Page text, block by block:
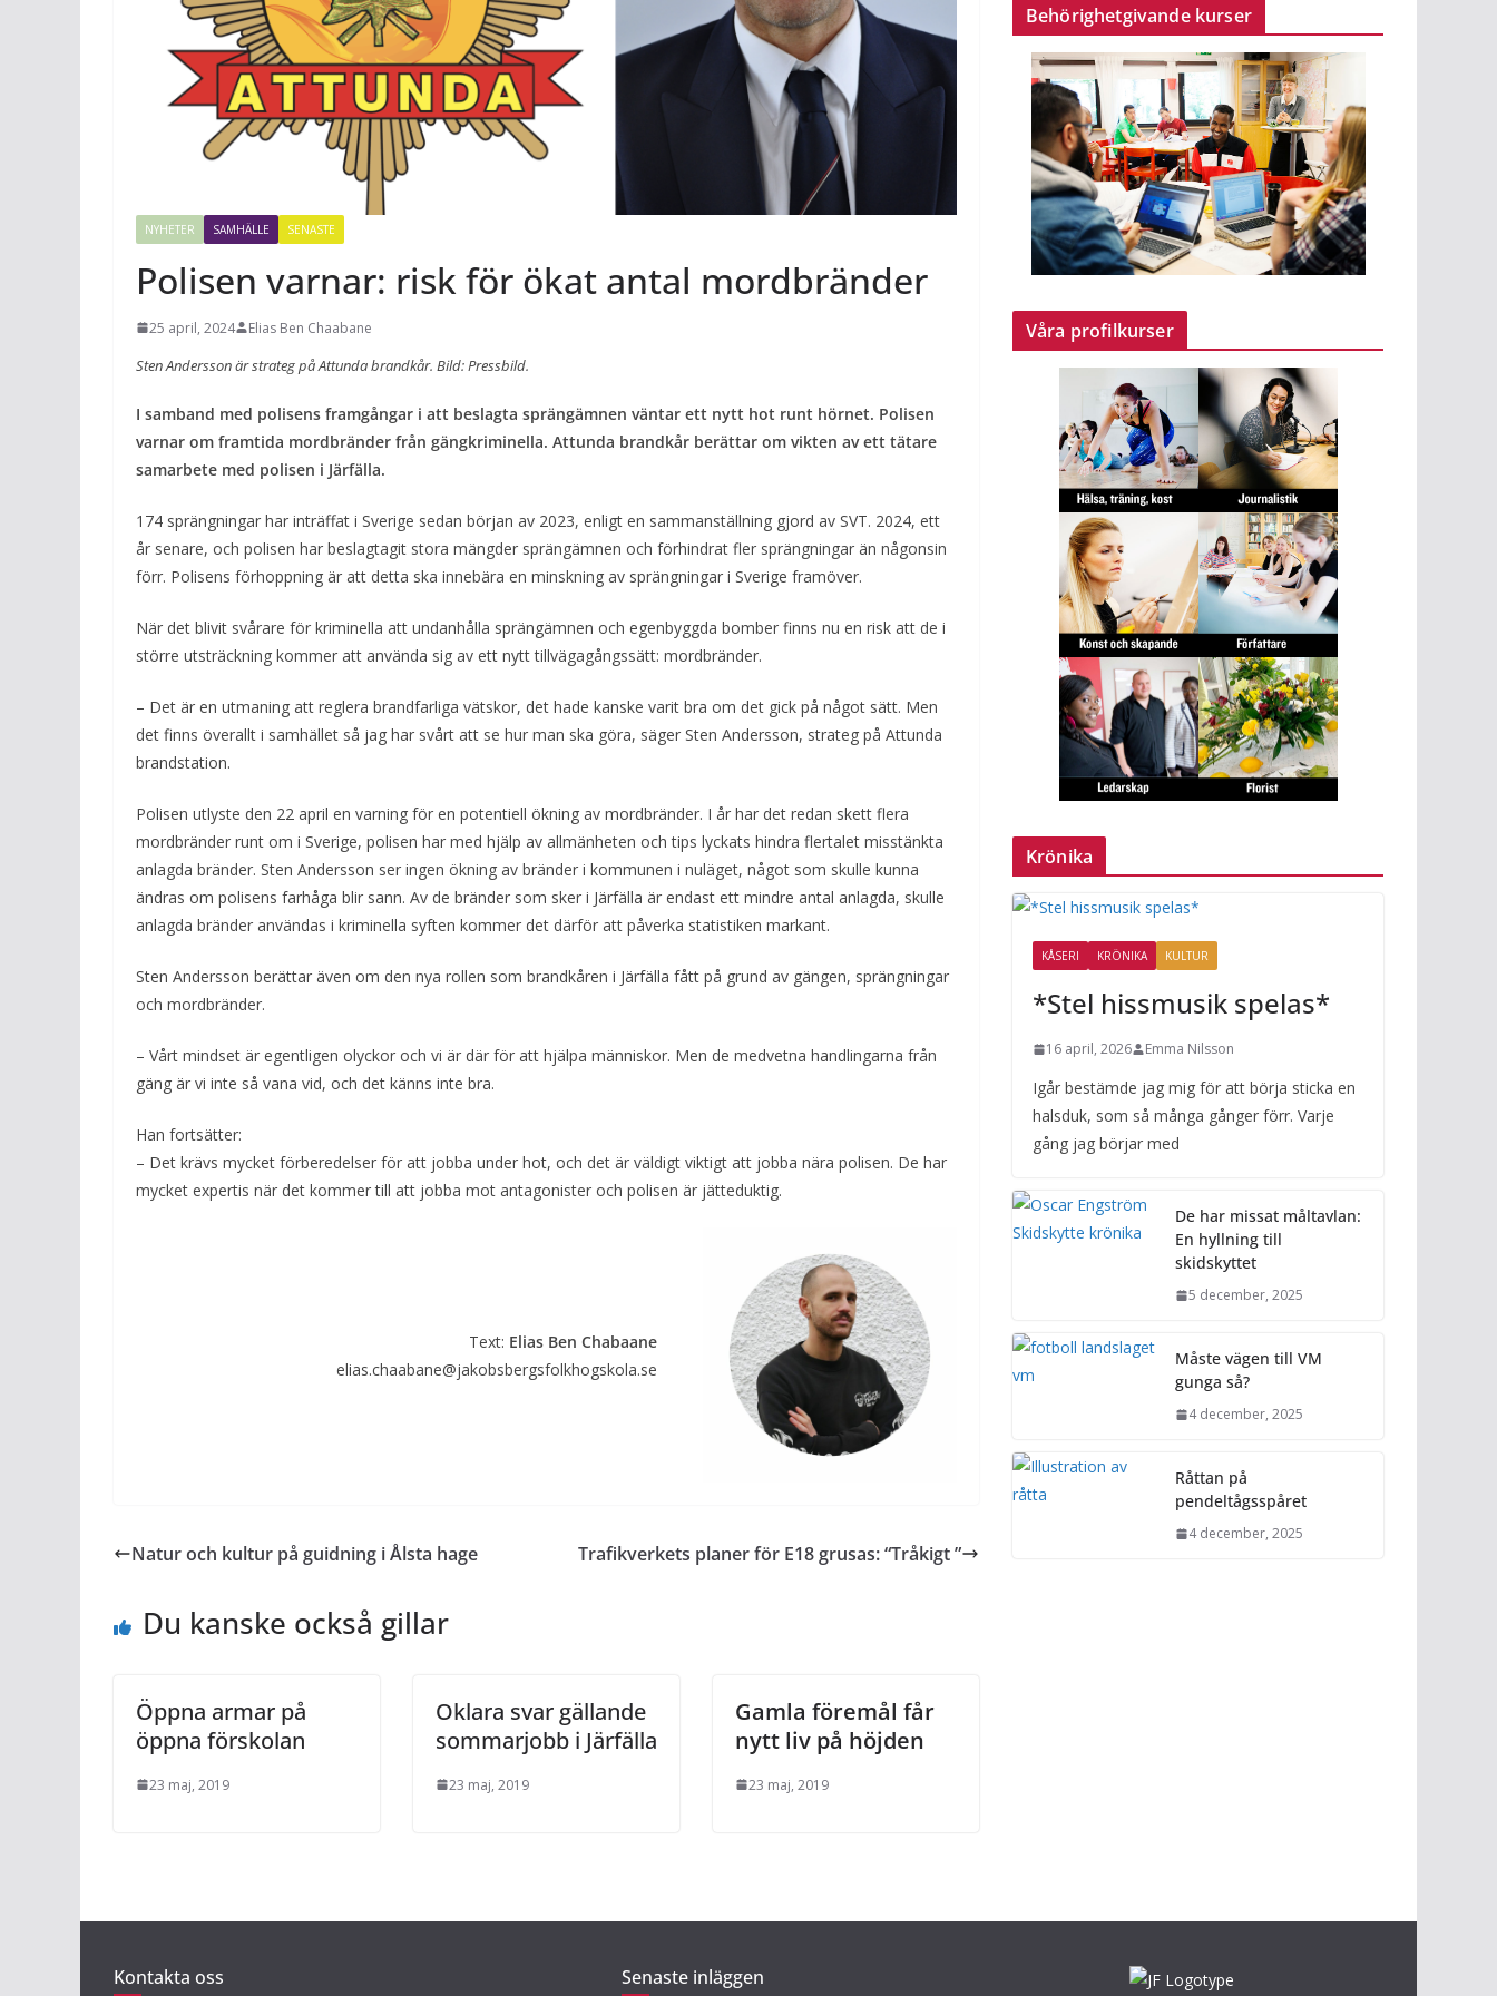
NYHETER SAMHÄLLE SENASTE
Polisen varnar: risk för ökat antal mordbränder
25 april, 2024 Elias Ben Chaabane
Sten Andersson är strateg på Attunda brandkår. Bild: Pressbild.
I samband med polisens framgångar i att beslagta sprängämnen väntar ett nytt hot runt hörnet. Polisen
varnar om framtida mordbränder från gängkriminella. Attunda brandkår berättar om vikten av ett tätare
samarbete med polisen i Järfälla.
174 sprängningar har inträffat i Sverige sedan början av 2023, enligt en sammanställning gjord av SVT. 2024, ett
år senare, och polisen har beslagtagit stora mängder sprängämnen och förhindrat fler sprängningar än någonsin
förr. Polisens förhoppning är att detta ska innebära en minskning av sprängningar i Sverige framöver.
När det blivit svårare för kriminella att undanhålla sprängämnen och egenbyggda bomber finns nu en risk att de i
större utsträckning kommer att använda sig av ett nytt tillvägagångssätt: mordbränder.
– Det är en utmaning att reglera brandfarliga vätskor, det hade kanske varit bra om det gick på något sätt. Men
det finns överallt i samhället så jag har svårt att se hur man ska göra, säger Sten Andersson, strateg på Attunda
brandstation.
Polisen utlyste den 22 april en varning för en potentiell ökning av mordbränder. I år har det redan skett flera
mordbränder runt om i Sverige, polisen har med hjälp av allmänheten och tips lyckats hindra flertalet misstänkta
anlagda bränder. Sten Andersson ser ingen ökning av bränder i kommunen i nuläget, något som skulle kunna
ändras om polisens farhåga blir sann. Av de bränder som sker i Järfälla är endast ett mindre antal anlagda, skulle
anlagda bränder användas i kriminella syften kommer det därför att påverka statistiken markant.
Sten Andersson berättar även om den nya rollen som brandkåren i Järfälla fått på grund av gängen, sprängningar
och mordbränder.
– Vårt mindset är egentligen olyckor och vi är där för att hjälpa människor. Men de medvetna handlingarna från
gäng är vi inte så vana vid, och det känns inte bra.
Han fortsätter:
– Det krävs mycket förberedelser för att jobba under hot, och det är väldigt viktigt att jobba nära polisen. De har
mycket expertis när det kommer till att jobba mot antagonister och polisen är jätteduktig.
Text: Elias Ben Chabaane
elias.chaabane@jakobsbergsfolkhogskola.se
Natur och kultur på guidning i Ålsta hage Trafikverkets planer för E18 grusas: “Tråkigt ”
Du kanske också gillar
Öppna armar på
öppna förskolan
23 maj, 2019
Oklara svar gällande
sommarjobb i Järfälla
23 maj, 2019
Gamla föremål får
nytt liv på höjden
23 maj, 2019
Behörighetgivande kurser
Våra profilkurser
Krönika
KÅSERI KRÖNIKA KULTUR
*Stel hissmusik spelas*
16 april, 2026 Emma Nilsson
Igår bestämde jag mig för att börja sticka en
halsduk, som så många gånger förr. Varje
gång jag börjar med
De har missat måltavlan:
En hyllning till
skidskyttet
5 december, 2025
Måste vägen till VM
gunga så?
4 december, 2025
Råttan på
pendeltågsspåret
4 december, 2025
Kontakta oss Senaste inläggen